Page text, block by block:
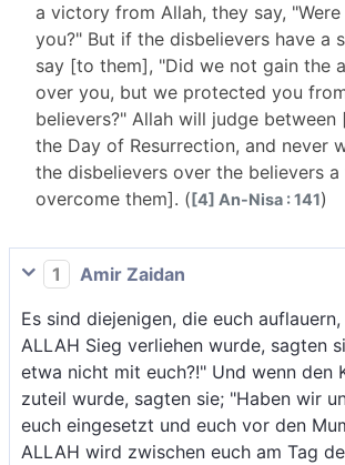
a victory from Allah, they say,
you?" But if the disbelievers have a
say [to them], "Did we not gain the
over you, but we protected you
believers?" Allah will judge
the Day of Resurrection, and never
the disbelievers over the believers
overcome them]. ([4] An-Nisa : 141)
1
Amir Zaidan
Es sind diejenigen, die euch
ALLAH Sieg verliehen wurde, sagten
etwa nicht mit euch?!" Und wenn den
zuteil wurde, sagten sie; "Haben wir
euch eingesetzt und euch vor den
ALLAH wird zwischen euch am Tag